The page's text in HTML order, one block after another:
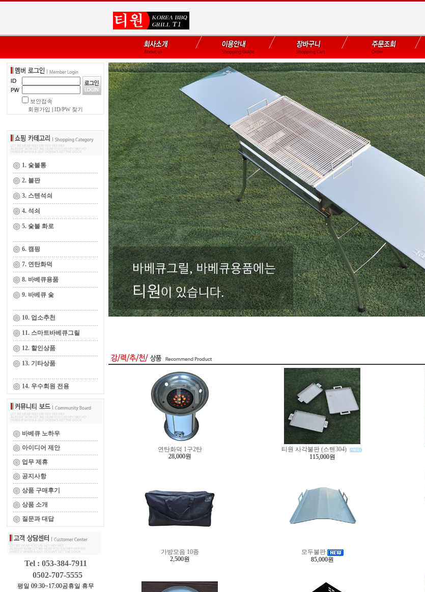
보안접속
회원가입
ID/PW 찾기
1. 숯불통
2. 불판
3. 스텐석쇠
4. 석쇠
5. 숯불 화로
6. 캠핑
7. 연탄화덕
8. 바베큐용품
9. 바베큐 숯
10. 업소추천
11. 스마트바베큐그릴
12. 할인상품
13. 기타상품
14. 우수회원 전용
바베큐 노하우
아이디어 제안
업무 제휴
공지사항
상품 구매후기
상품 소개
질문과 대답
Tel : 053-384-7911
0502-707-5555
평일 09:30~17:00공휴일 휴무
연탄화덕 1구2탄
28,000원
티원 사각불판 (스텐304)
115,000원
가방모음 10종
2,500원
모두불판
85,000원